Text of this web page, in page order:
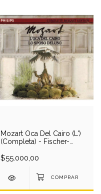
Mozart Oca Del Cairo (L')
(Completa) - Fischer-
Nielsen/Schreier (1 CD)
$55.000,00